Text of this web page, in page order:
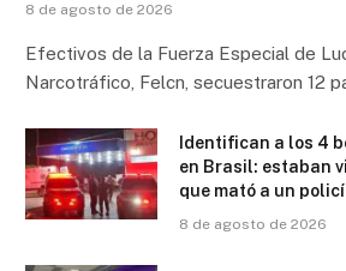
8 de agosto de 2026
Efectivos de la Fuerza Especial de
Narcotráfico, Felcn, secuestraron 12
Identifican a los 4
en Brasil: estaban
que mató a un
8 de agosto de 2026